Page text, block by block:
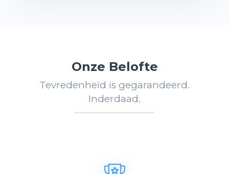
Onze Belofte
Tevredenheid is gegarandeerd.
Inderdaad.